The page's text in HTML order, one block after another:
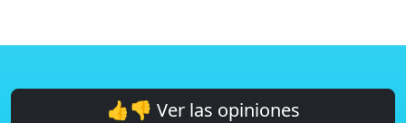
👍👎 Ver las opiniones